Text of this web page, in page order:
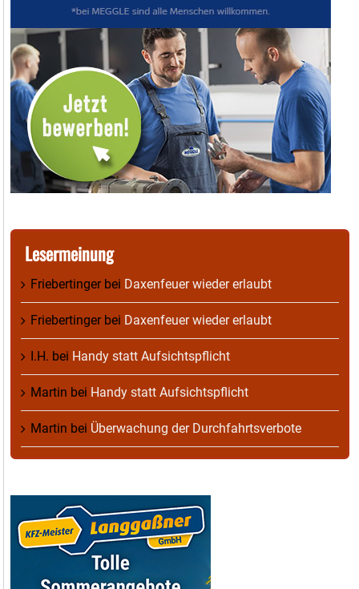
Lesermeinung
Friebertingerbei Daxenfeuer wieder erlaubt
Friebertingerbei Daxenfeuer wieder erlaubt
I.H. bei Handy statt Aufsichtspflicht
Martin bei Handy statt Aufsichtspflicht
Martin bei Überwachung der Durchfahrtsverbote